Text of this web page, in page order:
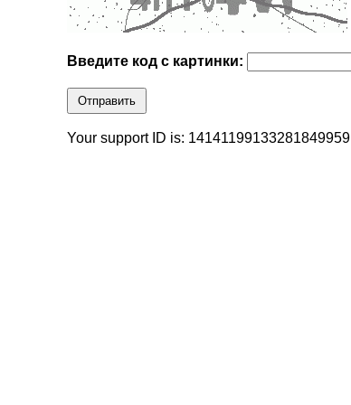
Введите код с картинки:
Отправить
Your support ID is: 14141199133281849959